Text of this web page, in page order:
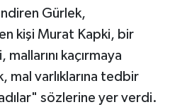
Gürlek,
kişi Murat Kapki, bir
kaçırmaya
mal varlıklarına tedbir
sözlerine yer verdi.